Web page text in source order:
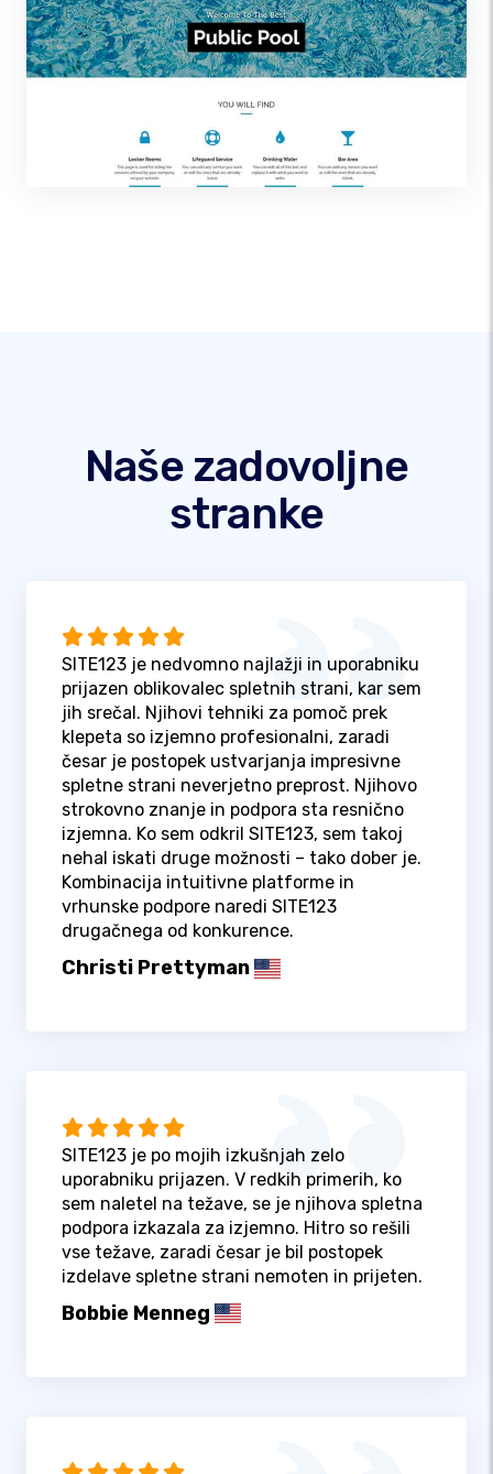
Naše zadovoljne
stranke
SITE123 je nedvomno najlažji in uporabniku
prijazen oblikovalec spletnih strani, kar sem
jih srečal. Njihovi tehniki za pomoč prek
klepeta so izjemno profesionalni, zaradi
česar je postopek ustvarjanja impresivne
spletne strani neverjetno preprost. Njihovo
strokovno znanje in podpora sta resnično
izjemna. Ko sem odkril SITE123, sem takoj
nehal iskati druge možnosti – tako dober je.
Kombinacija intuitivne platforme in
vrhunske podpore naredi SITE123
drugačnega od konkurence.
Christi Prettyman
SITE123 je po mojih izkušnjah zelo
uporabniku prijazen. V redkih primerih, ko
sem naletel na težave, se je njihova spletna
podpora izkazala za izjemno. Hitro so rešili
vse težave, zaradi česar je bil postopek
izdelave spletne strani nemoten in prijeten.
Bobbie Menneg